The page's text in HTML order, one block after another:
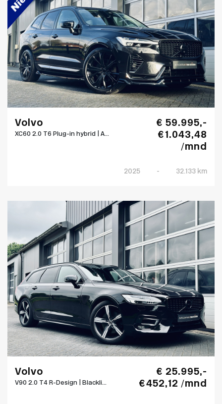
Volvo
XC60 2.0 T6 Plug-in hybrid | A...
€ 59.995,-
€ 1.043,48
/mnd
2025 - 32.133 km
Volvo
V90 2.0 T4 R-Design | Blackli...
€ 25.995,-
€ 452,12 /mnd